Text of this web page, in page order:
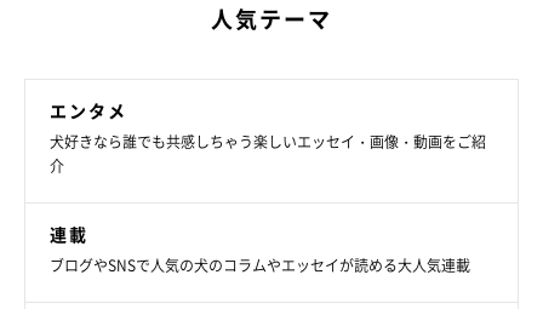
そんなお茶子ちゃんは、大の「ママっコ」。飼い主さん夫婦が帰
宅したときのお出迎えは、パパさんを後回しにしてママさんにく
っつきにくるといい、パパさんはいつも嫉妬しているのだとか。
盗んできて、自分のおもちゃボックスに入れて遊んでいることが
あるといい、飼い主さんは
「逆にパパが大好きなのかも」と思う
人気テーマ
エンタメ
犬好きなら誰でも共感しちゃう楽しいエッセイ・画像・動画をご紹
介
連載
ブログやSNSで人気の犬のコラムやエッセイが読める大人気連載